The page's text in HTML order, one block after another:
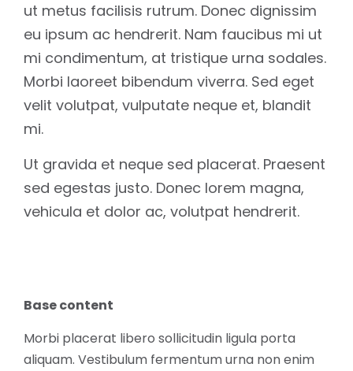
ut metus facilisis rutrum. Donec dignissim
eu ipsum ac hendrerit. Nam faucibus mi ut
mi condimentum, at tristique urna sodales.
Morbi laoreet bibendum viverra. Sed eget
velit volutpat, vulputate neque et, blandit
mi.
Ut gravida et neque sed placerat. Praesent
sed egestas justo. Donec lorem magna,
vehicula et dolor ac, volutpat hendrerit.
Base content
Morbi placerat libero sollicitudin ligula porta
aliquam. Vestibulum fermentum urna non enim